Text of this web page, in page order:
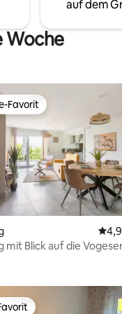
auf dem
Woche
4,99 von 5, 112
Gäste-Favorit.
Favorit
mit Blick auf die